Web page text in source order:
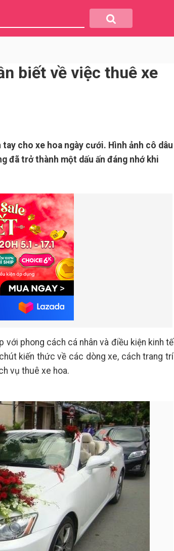
biết về việc thuê xe
cho xe hoa ngày cưới. Hình ảnh cô dâu
đã trở thành một dấu ấn đáng nhớ khi
phong cách cá nhân và điều kiện kinh tế
kiến thức về các dòng xe, cách trang trí
vụ thuê xe hoa.